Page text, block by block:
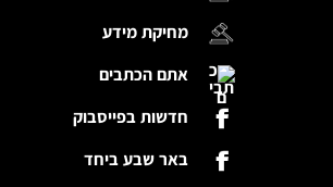
מחיקת מידע
אתם הכתבים
חדשות בפייסבוק
באר שבע ביחד